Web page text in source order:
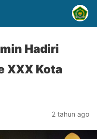
Hadiri
XXX Kota
2 tahun ago